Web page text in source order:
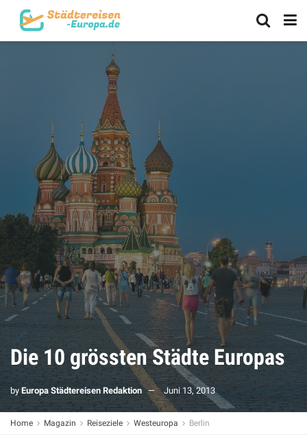
Die 10 grössten Städte Europas
by Europa Städtereisen Redaktion Juni 13, 2013
Home Magazin Reiseziele Westeuropa Berlin